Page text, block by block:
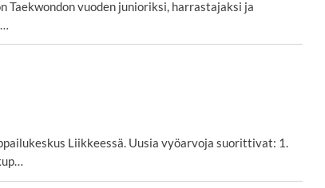
vuoden junioriksi, harrastajaksi ja
Liikkeessä. Uusia vyöarvoja suorittivat: 1.